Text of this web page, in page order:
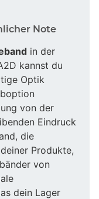
Note
in der
kannst du
Optik
von der
Eindruck
die
Produkte,
von
dein Lager